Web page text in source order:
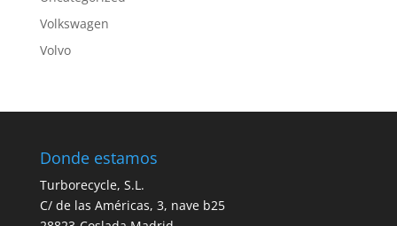
Volkswagen
Volvo
Donde estamos
Turborecycle, S.L.
C/ de las Américas, 3, nave b25